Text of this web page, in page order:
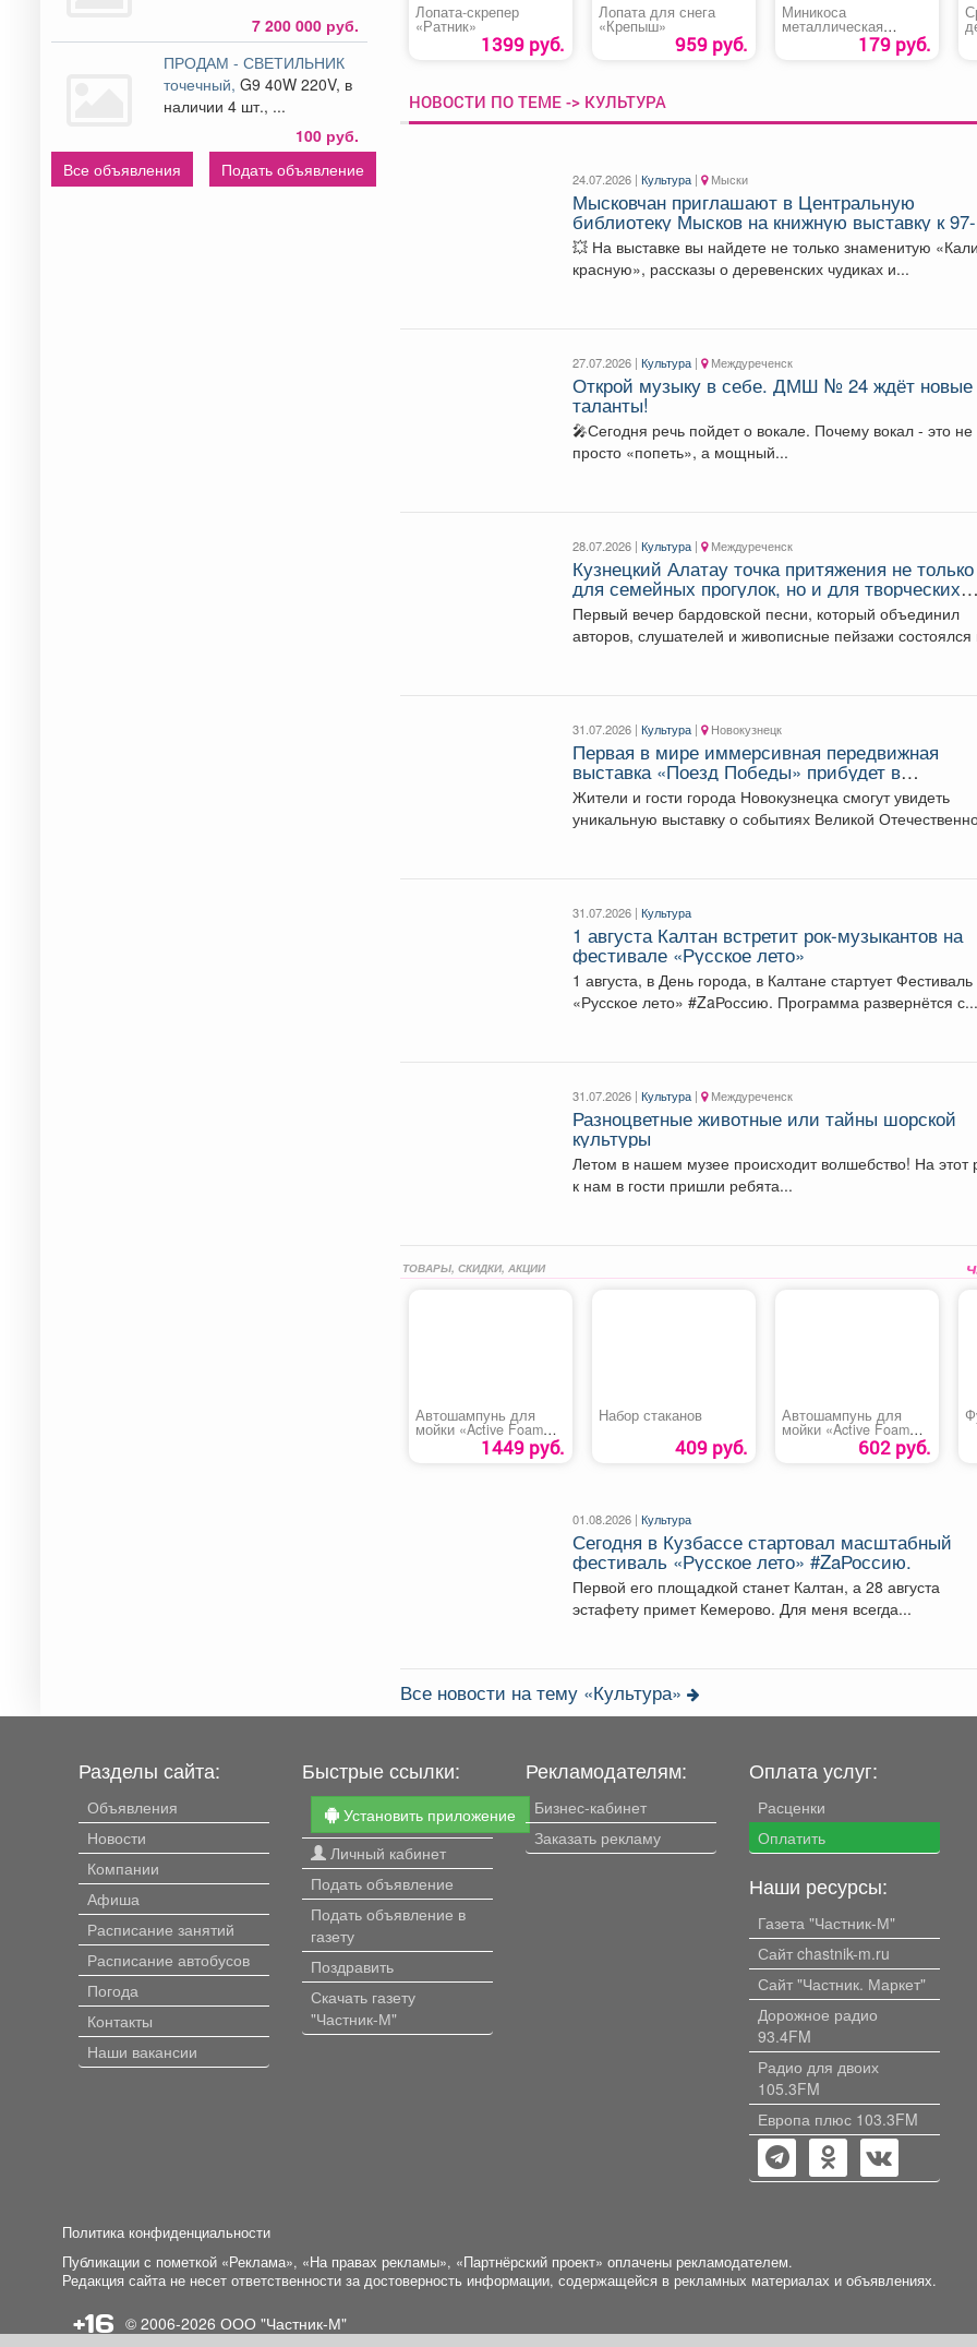
7 200 000 руб.
ПРОДАМ - СВЕТИЛЬНИК
точечный,G9 40W 220V, в
наличии 4 шт., ...
100 руб.
Все объявления
Подать объявление
Лопата-скрепер
«Ратник»
1399 руб.
Лопата для снега
«Крепыш»
959 руб.
Миникоса
металлическая
179 руб.
НОВОСТИ ПО ТЕМЕ -> КУЛЬТУРА
24.07.2026 | Культура | Мыски
Мысковчан приглашают в Центральную
библиотеку Мысков на книжную выставку к 97-
летию Василия Шукшина «Любил он березы
босые и алые платья калин»
💥 На выставке вы найдете не только знаменитую
красную», рассказы о деревенских чудиках и...
27.07.2026 | Культура | Междуреченск
Открой музыку в себе. ДМШ № 24 ждёт новые
таланты!
🎤Сегодня речь пойдет о вокале. Почему вокал - это не
просто «попеть», а мощный...
28.07.2026 | Культура | Междуреченск
Кузнецкий Алатау точка притяжения не только
для семейных прогулок, но и для творческих
людей со всего Кузбасса.
Первый вечер бардовской песни, который объединил
авторов, слушателей и живописные пейзажи состоялся
31.07.2026 | Культура | Новокузнецк
Первая в мире иммерсивная передвижная
выставка «Поезд Победы» прибудет в
Кемеровскую область.
Жители и гости города Новокузнецка смогут увидеть
уникальную выставку о событиях Великой
31.07.2026 | Культура
1 августа Калтан встретит рок-музыкантов на
фестивале «Русское лето»
1 августа, в День города, в Калтане стартует Фестиваль
«Русское лето» #ZaРоссию. Программа развернётся с...
31.07.2026 | Культура | Междуреченск
Разноцветные животные или тайны шорской
культуры
Летом в нашем музее происходит волшебство! На этот
к нам в гости пришли ребята...
ТОВАРЫ, СКИДКИ, АКЦИИ
Автошампунь для
мойки «Active Foam
ULTRA PF-80 AVS»
1449 руб.
Набор стаканов
409 руб.
Автошампунь для
мойки «Active Foam
PF-10 OPTIMUM AVS»
602 руб.
01.08.2026 | Культура
Сегодня в Кузбассе стартовал масштабный
фестиваль «Русское лето» #ZaРоссию.
Первой его площадкой станет Калтан, а 28 августа
эстафету примет Кемерово. Для меня всегда...
Все новости на тему «Культура»
Разделы сайта:
Объявления
Новости
Компании
Афиша
Расписание занятий
Расписание автобусов
Погода
Контакты
Наши вакансии
Быстрые ссылки:
Установить приложение
Личный кабинет
Подать объявление
Подать объявление в
газету
Поздравить
Скачать газету
"Частник-М"
Рекламодателям:
Бизнес-кабинет
Заказать рекламу
Оплата услуг:
Расценки
Оплатить
Наши ресурсы:
Газета "Частник-М"
Сайт chastnik-m.ru
Сайт "Частник. Маркет"
Дорожное радио
93.4FM
Радио для двоих
105.3FM
Европа плюс 103.3FM
Политика конфиденциальности
Публикации с пометкой «Реклама», «На правах рекламы», «Партнёрский проект» оплачены рекламодателем.
Редакция сайта не несет ответственности за достоверность информации, содержащейся в рекламных материалах и объявлениях.
+16 © 2006-2026 ООО "Частник-М"